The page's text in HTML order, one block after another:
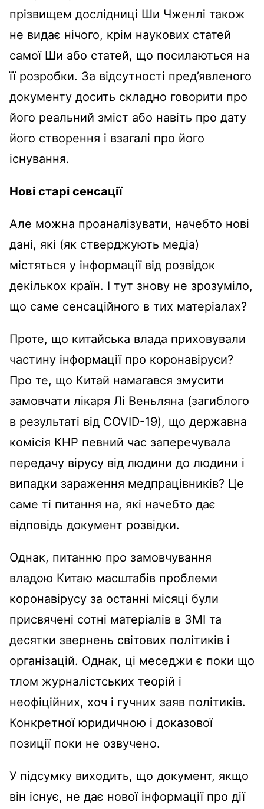
прізвищем дослідниці Ши Чженлі також
не видає нічого, крім наукових статей
самої Ши або статей, що посилаються на
її розробки. За відсутності пред’явленого
документу досить складно говорити про
його реальний зміст або навіть про дату
його створення і взагалі про його
існування.
Нові старі сенсації
Але можна проаналізувати, начебто нові
дані, які (як стверджують медіа)
містяться у інформації від розвідок
декількох країн. І тут знову не зрозуміло,
що саме сенсаційного в тих матеріалах?
Проте, що китайська влада приховували
частину інформації про коронавіруси?
Про те, що Китай намагався змусити
замовчати лікаря Лі Веньляна (загиблого
в результаті від COVID-19), що державна
комісія КНР певний час заперечувала
передачу вірусу від людини до людини і
випадки зараження медпрацівників? Це
саме ті питання на, які начебто дає
відповідь документ розвідки.
Однак, питанню про замовчування
владою Китаю масштабів проблеми
коронавірусу за останні місяці були
присвячені сотні матеріалів в ЗМІ та
десятки звернень світових політиків і
організацій. Однак, ці меседжи є поки що
тлом журналістських теорій і
неофіційних, хоч і гучних заяв політиків.
Конкретної юридичною і доказової
позиції поки не озвучено.
У підсумку виходить, що документ, якщо
він існує, не дає нової інформації про дії